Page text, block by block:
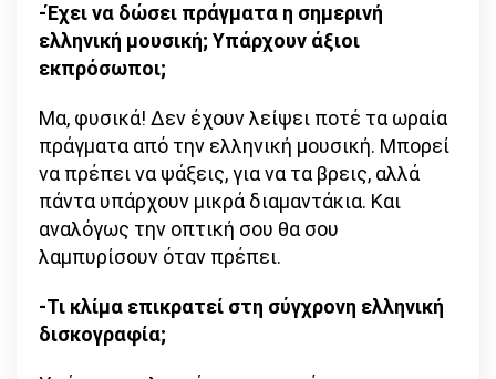
-Έχει να δώσει πράγματα η σημερινή
ελληνική μουσική; Υπάρχουν άξιοι
εκπρόσωποι;
Μα, φυσικά! Δεν έχουν λείψει ποτέ τα ωραία
πράγματα από την ελληνική μουσική. Μπορεί
να πρέπει να ψάξεις, για να τα βρεις, αλλά
πάντα υπάρχουν μικρά διαμαντάκια. Και
αναλόγως την οπτική σου θα σου
λαμπυρίσουν όταν πρέπει.
-Τι κλίμα επικρατεί στη σύγχρονη ελληνική
δισκογραφία;